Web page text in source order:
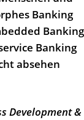
Banking
Banking
absehen
Development &